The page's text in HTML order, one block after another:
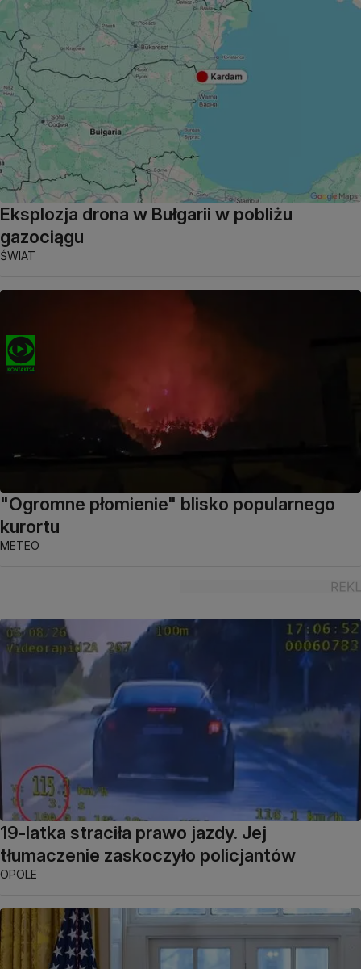
Eksplozja drona w Bułgarii w pobliżu
gazociągu
ŚWIAT
"Ogromne płomienie" blisko popularnego
kurortu
METEO
19-latka straciła prawo jazdy. Jej
tłumaczenie zaskoczyło policjantów
OPOLE